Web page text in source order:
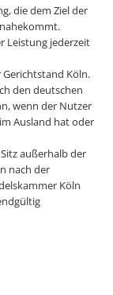
die dem Ziel der
Leistung jederzeit
Gerichtstand Köln.
den deutschen
wenn der Nutzer
Ausland hat oder
außerhalb der
nach der
Köln